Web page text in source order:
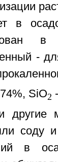
в
-
SiO2
другие
соду
в